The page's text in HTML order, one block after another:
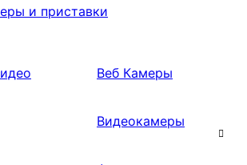
и приставки
Веб Камеры
Видеокамеры